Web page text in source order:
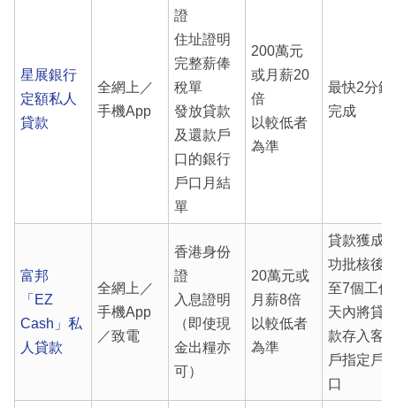
星展銀行
定額私人
貸款
全網上／
手機App
證
住址證明
完整薪俸
稅單
發放貸款
及還款戶
口的銀行
戶口月結
單
200萬元
或月薪20
倍
以較低者
為準
最快2分鐘
完成
富邦
「EZ
Cash」私
人貸款
全網上／
手機App
／致電
香港身份
證
入息證明
（即使現
金出糧亦
可）
20萬元或
月薪8倍
以較低者
為準
貸款獲成
功批核後4
至7個工作
天內將貸
款存入客
戶指定戶
口